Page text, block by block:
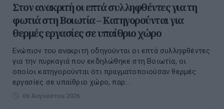
Στον ανακριτή οι επτά συλληφθέντες για τη
φωτιά στη Βοιωτία – Κατηγορούνται για
θερμές εργασίες σε υπαίθριο χώρο
Ενώπιον του ανακριτή οδηγούνται οι επτά συλληφθέντες
για την πυρκαγιά που εκδηλώθηκε στη Βοιωτία, οι
οποίοι κατηγορούνται ότι πραγματοποιούσαν θερμές
εργασίες σε υπαίθριο χώρο, παρ...
06 Αυγούστου 2026